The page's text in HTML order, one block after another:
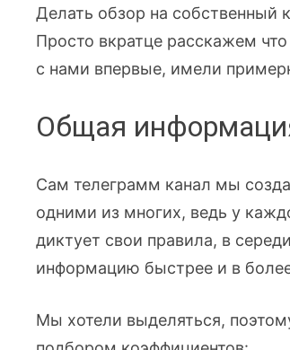
Делать обзор на собственный
Просто вкратце расскажем
с нами впервые, имели
Общая
Сам телеграмм канал мы
одними из многих, ведь у
диктует свои правила, в
информацию быстрее и в
Мы хотели выделяться,